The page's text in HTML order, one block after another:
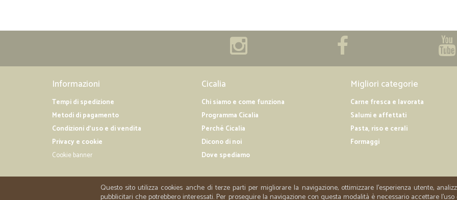
Informazioni
Tempi di spedizione
Metodi di pagamento
Condizioni d'uso e di vendita
Privacy e cookie
Cookie banner
Cicalia
Chi siamo e come funziona
Programma Cicalia
Perché Cicalia
Dicono di noi
Dove spediamo
Migliori categorie
Carne fresca e lavorata
Salumi e affettati
Pasta, riso e cerali
Formaggi
Questo sito utilizza cookies anche di terze parti per migliorare la navigazione, ottimizzare l'esperienza utente,
pubblicitari che potrebbero interessati. Per proseguire la navigazione con questa modalità è necessario accettare